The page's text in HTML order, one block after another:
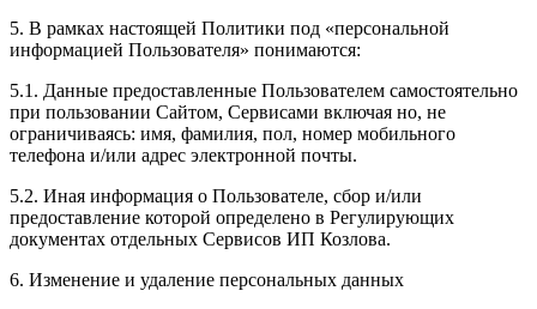
5. В рамках настоящей Политики под «персональной
информацией Пользователя» понимаются:
5.1. Данные предоставленные Пользователем самостоятельно
при пользовании Сайтом, Сервисами включая но, не
ограничиваясь: имя, фамилия, пол, номер мобильного
телефона и/или адрес электронной почты.
5.2. Иная информация о Пользователе, сбор и/или
предоставление которой определено в Регулирующих
документах отдельных Сервисов ИП Козлова.
6. Изменение и удаление персональных данных